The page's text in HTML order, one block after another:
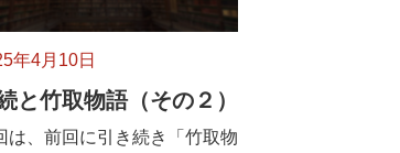
年4月10日
と竹取物語（その２）
は、前回に引き続き「竹取物